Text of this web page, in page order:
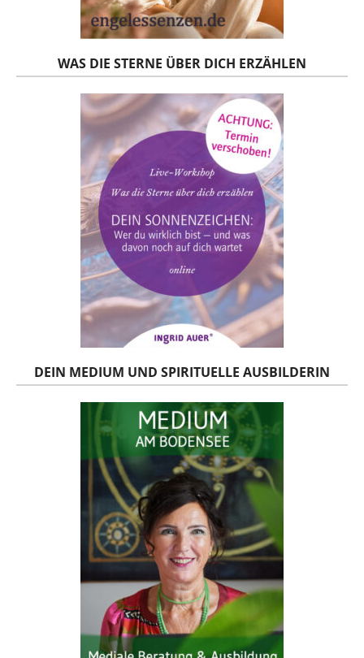
WAS DIE STERNE ÜBER DICH ERZÄHLEN
DEIN MEDIUM UND SPIRITUELLE AUSBILDERIN